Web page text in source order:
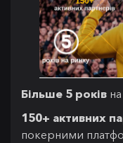
Більше 5 років
150+ активних
покерними